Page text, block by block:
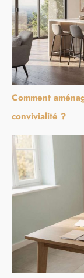
Comment
convivialité ?